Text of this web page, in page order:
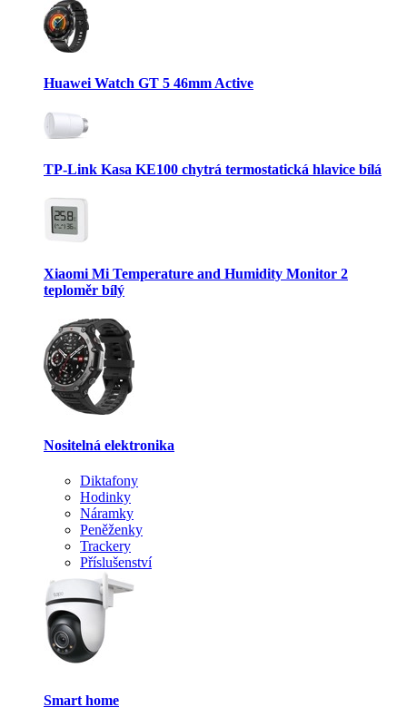
Huawei Watch GT 5 46mm Active
TP-Link Kasa KE100 chytrá termostatická hlavice bílá
Xiaomi Mi Temperature and Humidity Monitor 2
teploměr bílý
Nositelná elektronika
Diktafony
Hodinky
Náramky
Peněženky
Trackery
Příslušenství
Smart home